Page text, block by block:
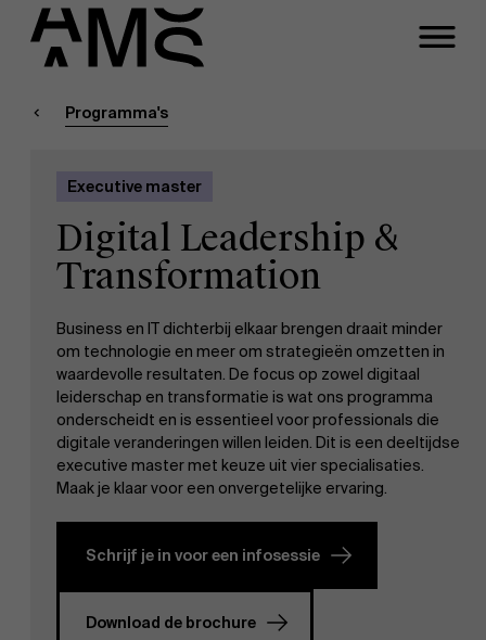
Programma's
Full-time programma's
Part-time programma's
Programma's op maat
Faculty
Programma's
Executive master
Digital Leadership &
Transformation
Business en IT dichterbij elkaar brengen draait minder
om technologie en meer om strategieën omzetten in
waardevolle resultaten. De focus op zowel digitaal
leiderschap en transformatie is wat ons programma
onderscheidt en is essentieel voor professionals die
digitale veranderingen willen leiden. Dit is een deeltijdse
executive master met keuze uit vier specialisaties.
Maak je klaar voor een onvergetelijke ervaring.
Schrijf je in voor een infosessie
Download de brochure
Contact Executive
Masters
Sluiten
Contacteer ons